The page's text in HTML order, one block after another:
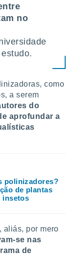
no
como
a serem
do
aprofundar a
polinizadores?
de plantas
insetos
aliás, por mero
se nas
de